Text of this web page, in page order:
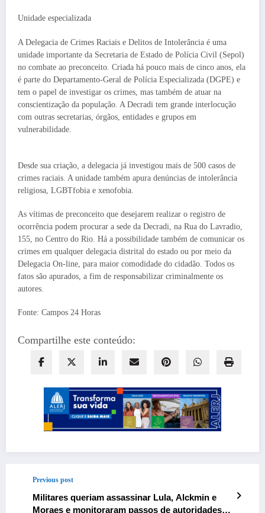
Unidade especializada
A Delegacia de Crimes Raciais e Delitos de Intolerância é uma
unidade importante da Secretaria de Estado de Polícia Civil (Sepol)
no combate ao preconceito. Criada há pouco mais de cinco anos, ela
é parte do Departamento-Geral de Polícia Especializada (DGPE) e
tem o papel de investigar os crimes, mas também de atuar na
conscientização da população. A Decradi tem grande interlocução
com outras secretarias, órgãos, entidades e grupos em
vulnerabilidade.
Desde sua criação, a delegacia já investigou mais de 500 casos de
crimes raciais. A unidade também apura denúncias de intolerância
religiosa, LGBTfobia e xenofobia.
As vítimas de preconceito que desejarem realizar o registro de
ocorrência podem procurar a sede da Decradi, na Rua do Lavradio,
155, no Centro do Rio. Há a possibilidade também de comunicar os
crimes em qualquer delegacia distrital do estado ou por meio da
Delegacia On-line, para maior comodidade do cidadão. Todos os
fatos são apurados, a fim de responsabilizar criminalmente os
autores.
Fonte: Campos 24 Horas
Compartilhe este conteúdo:
Previous post
Militares queriam assassinar Lula, Alckmin e
Moraes e monitoraram passos de autoridades,